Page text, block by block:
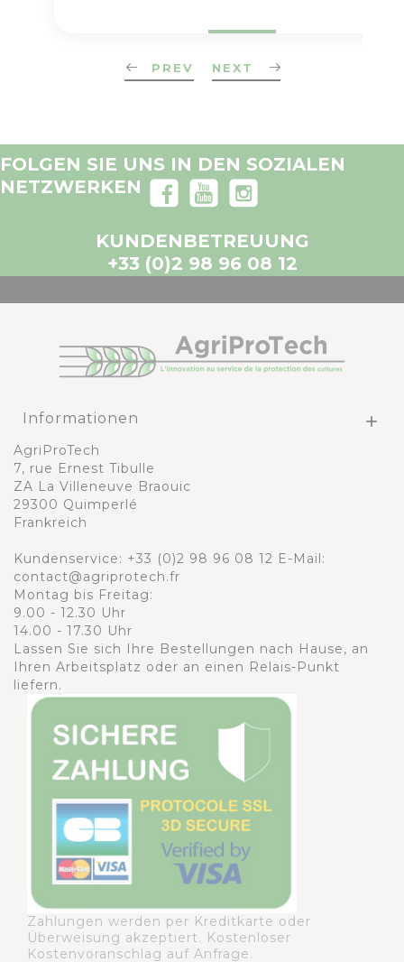
PREV NEXT
FOLGEN SIE UNS IN DEN SOZIALEN
NETZWERKEN
KUNDENBETREUUNG
+33 (0)2 98 96 08 12
Informationen 
AgriProTech
7, rue Ernest Tibulle
ZA La Villeneuve Braouic
29300 Quimperlé
Frankreich
Kundenservice: +33 (0)2 98 96 08 12 E-Mail:
contact@agriprotech.fr
Montag bis Freitag:
9.00 - 12.30 Uhr
14.00 - 17.30 Uhr
Lassen Sie sich Ihre Bestellungen nach Hause, an
Ihren Arbeitsplatz oder an einen Relais-Punkt
liefern.
Zahlungen werden per Kreditkarte oder
Überweisung akzeptiert. Kostenloser
Kostenvoranschlag auf Anfrage.